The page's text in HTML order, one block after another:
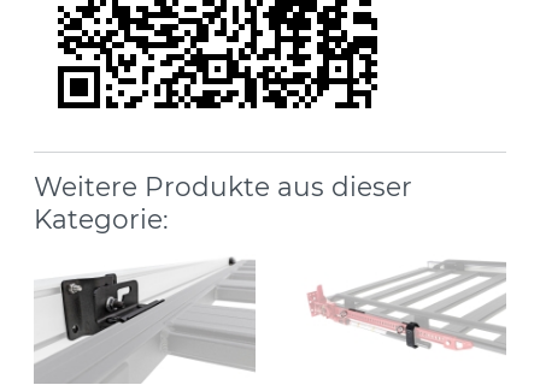
Weitere Produkte aus dieser
Kategorie: